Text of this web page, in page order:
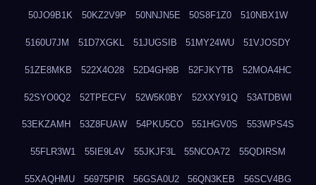
50JO9B1K 50KZ2V9P 50NNJN5E 50S8F1Z0 510NBX1W
5160U7JM 51D7XGKL 51JUGSIB 51MY24WU 51VJOSDY
51ZE8MKB 522X4O28 52D4GH9B 52FJKYTB 52MOA4HC
52SYO0Q2 52TPECFV 52W5K0BY 52XXY91Q 53ATDBWI
53EKZAMH 53Z8FUAW 54PKU5CO 551HGV0S 553WPS4S
55FLR3W1 55IE9L4V 55JKJF3L 55NCOA72 55QDIRSM
55XAQHMU 56975PIR 56GSA0U2 56QN3KEB 56SCV4BG